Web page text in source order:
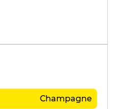
Champagne